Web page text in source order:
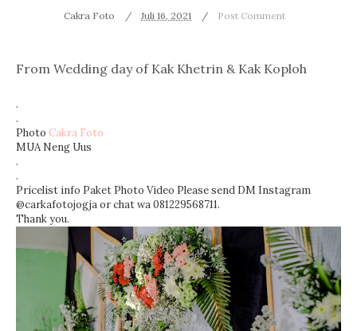
Cakra Foto Juli 16, 2021 Post Comment
From Wedding day of Kak Khetrin & Kak Koploh
.
.
Photo Cakra Foto
MUA Neng Uus
.
.
Pricelist info Paket Photo Video Please send DM Instagram
@carkafotojogja or chat wa 081229568711.
Thank you.